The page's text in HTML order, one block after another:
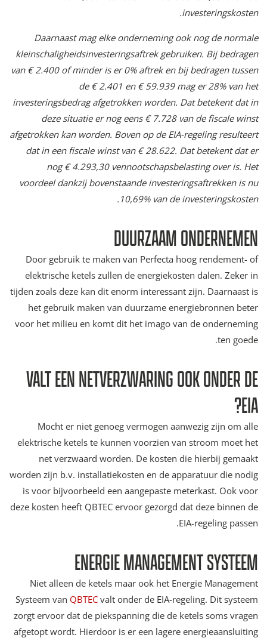
investeringskosten.
Daarnaast mag elke onderneming ook nog de normale
kleinschaligheidsinvesteringsaftrek gebruiken. Bij bedragen
van € 2.400 of minder is er 0% aftrek en bij bedragen tussen
de € 2.401 en € 59.939 mag er 28% van het
investeringsbedrag afgetrokken worden. Dat betekent dat in
deze situatie er nog eens € 7.728 van de fiscale winst
afgetrokken kan worden. Boven op de EIA-regeling resulteert
dat in een fiscale winst van € 28.622. Dat betekent dat er
nog € 4.293,30 vennootschapsbelasting over is. Het
voordeel dankzij bovenstaande investeringsaftrekken is nu
10,69% van de investeringskosten.
DUURZAAM ONDERNEMEN
Door gebruik te maken van Perfecta hoog rendement- of
elektrische ketels zullen de energiekosten dalen. Zeker in
tijden zoals deze kan dit enorm interessant zijn. Daarnaast is
het gebruik maken van duurzame energiebronnen beter
voor het milieu en komt dit het imago van de onderneming
ten goede.
VALT EEN NETVERZWARING OOK ONDER DE
EIA?
Mocht er niet genoeg vermogen aanwezig zijn om alle
elektrische ketels te kunnen voorzien van stroom moet het
net verzwaard worden. De kosten die hierbij gemaakt
worden zijn b.v. installatiekosten en de apparatuur die nodig
is voor bijvoorbeeld een aangepaste meterkast. Ook voor
deze kosten heeft QBTEC ervoor gezorgd dat deze binnen de
EIA-regeling passen.
ENERGIE MANAGEMENT SYSTEEM
Niet alleen de ketels maar ook het Energie Management
Systeem van QBTEC valt onder de EIA-regeling. Dit systeem
zorgt ervoor dat de piekspanning die de ketels soms vragen
afgetopt wordt. Hierdoor is er een lagere energieaansluiting